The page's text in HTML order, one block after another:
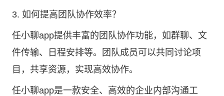
3. 如何提高团队协作效率？
任小聊app提供丰富的团队协作功能，如群聊、文
件传输、日程安排等。团队成员可以共同讨论项
目，共享资源，实现高效协作。
任小聊app是一款安全、高效的企业内部沟通工